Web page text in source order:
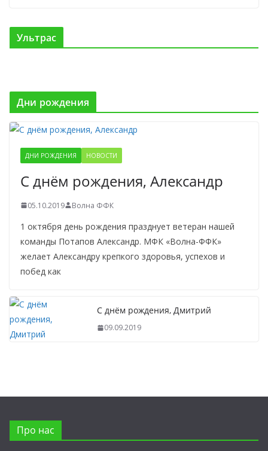
Ультрас
Дни рождения
ДНИ РОЖДЕНИЯ НОВОСТИ
С днём рождения, Александр
05.10.2019 Волна ФФК
1 октября день рождения празднует ветеран нашей
команды Потапов Александр. МФК «Волна-ФФК»
желает Александру крепкого здоровья, успехов и
побед как
С днём рождения, Дмитрий
09.09.2019
Про нас